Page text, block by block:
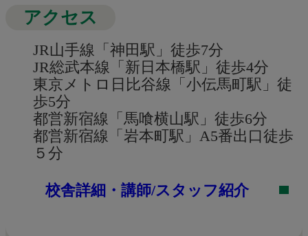
アクセス
JR山手線「神田駅」徒歩7分
JR総武本線「新日本橋駅」徒歩4分
東京メトロ日比谷線「小伝馬町駅」徒
歩5分
都営新宿線「馬喰横山駅」徒歩6分
都営新宿線「岩本町駅」A5番出口徒歩
５分
校舎詳細・講師/スタッフ紹介